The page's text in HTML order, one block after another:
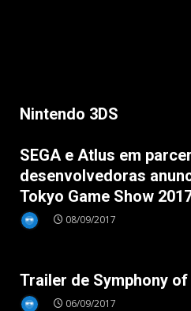
Nintendo 3DS
Nintendo 3DS
SEGA e Atlus em
desenvolvedoras
Tokyo Game Show
08/09/2017
Trailer de Symphony
06/09/2017